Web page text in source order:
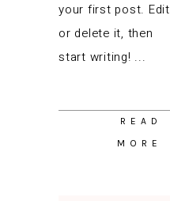
your first post. Edit
or delete it, then
start writing!
READ
MORE